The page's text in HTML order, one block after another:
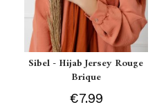
Sibel - Hijab Jersey Rouge
Brique
€7.99